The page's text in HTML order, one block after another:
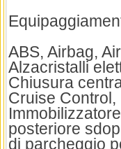
ABS, Airbag,
Alzacristalli
Chiusura
Cruise Control,
posteriore
di parcheggio